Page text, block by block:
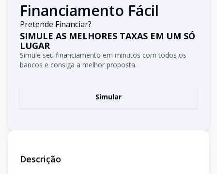
Financiamento Fácil
Pretende Financiar?
SIMULE AS MELHORES TAXAS EM UM SÓ
LUGAR
Simule seu financiamento em minutos com todos os
bancos e consiga a melhor proposta.
Simular
Descrição